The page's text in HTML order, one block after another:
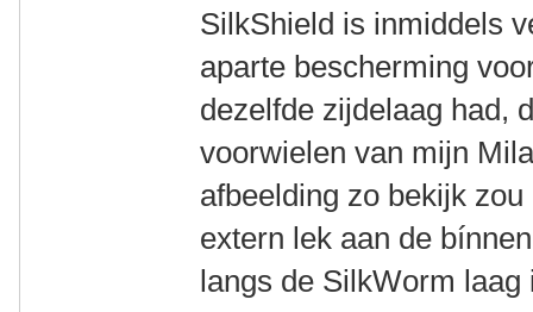
SilkShield is inmiddels
aparte bescherming
dezelfde zijdelaag had,
voorwielen van mijn
afbeelding zo bekijk
extern lek aan de
langs de SilkWorm